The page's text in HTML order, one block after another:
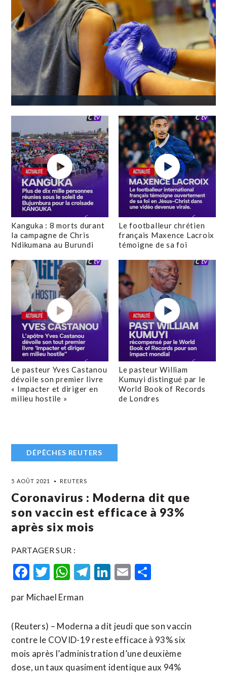
Kanguka : 8 morts durant
la campagne de Chris
Ndikumana au Burundi
Le footballeur chrétien
français Maxence Lacroix
témoigne de sa foi
Le pasteur Yves Castanou
dévoile son premier livre
« Impacter et diriger en
milieu hostile »
Le pasteur William
Kumuyi distingué par le
World Book of Records
de Londres
DÉPÊCHES REUTERS
5 AOÛT 2021 REUTERS
Coronavirus : Moderna dit que
son vaccin est efficace à 93%
après six mois
PARTAGER SUR :
Facebook
Twitter
WhatsApp
Telegram
LinkedIn
Email
par Michael Erman
(Reuters) – Moderna a dit jeudi que son vaccin
contre le COVID-19 reste efficace à 93% six
mois après l’administration d’une deuxième
dose, un taux quasiment identique aux 94%